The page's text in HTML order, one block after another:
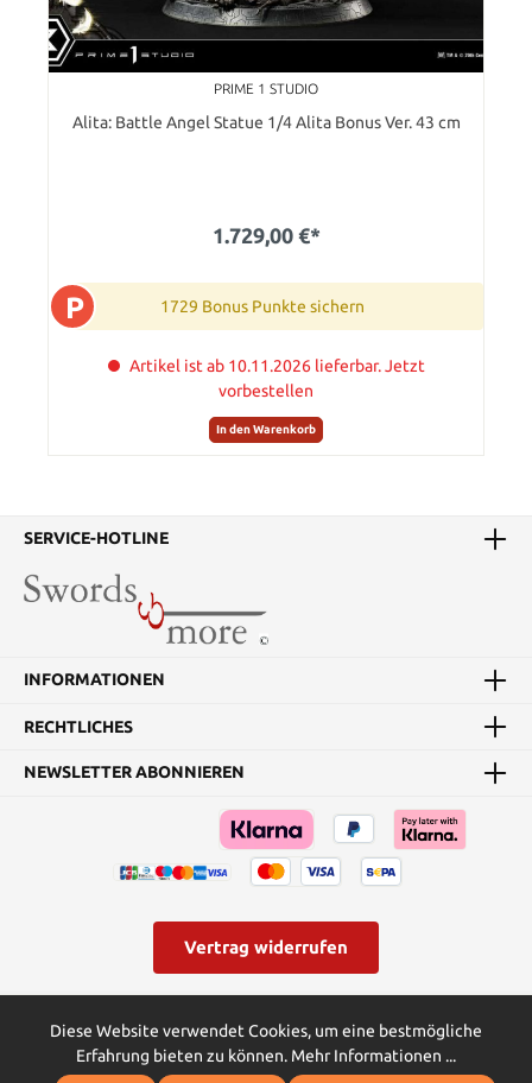
PRIME 1 STUDIO
Alita: Battle Angel Statue 1/4 Alita Bonus Ver. 43 cm
1.729,00 €*
P 1729 Bonus Punkte sichern
Artikel ist ab 10.11.2026 lieferbar. Jetzt
vorbestellen
In den Warenkorb
SERVICE-HOTLINE
INFORMATIONEN
RECHTLICHES
NEWSLETTER ABONNIEREN
Vertrag widerrufen
ggf. Nachnahmegebühren, wenn nicht anders angegeben.
© Swords and more | Powered by Butterflies IT - die
Diese Website verwendet Cookies, um eine bestmögliche
Erfahrung bieten zu können. Mehr Informationen ...